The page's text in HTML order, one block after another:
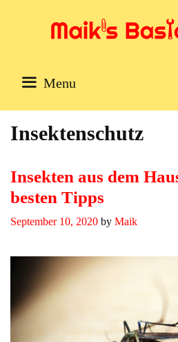
Menu
Insektenschutz
Insekten aus dem
besten Tipps
September 10, 2020 by Maik